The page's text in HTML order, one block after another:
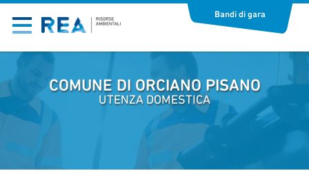
Bandi di gara
COMUNE DI ORCIANO PISANO
UTENZA DOMESTICA